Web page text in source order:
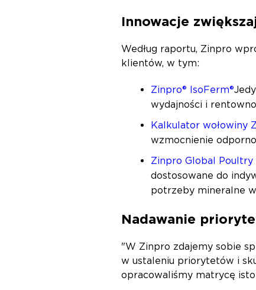
Innowacje
Według raportu, Zinpro
klientów, w tym:
Zinpro® IsoFerm®
wydajności i
Kalkulator wołowiny
wzmocnienie
Zinpro Global Poultry
dostosowane do
potrzeby mineralne
Nadawanie
"W Zinpro zdajemy sobie
w ustaleniu priorytetów i
opracowaliśmy matrycę